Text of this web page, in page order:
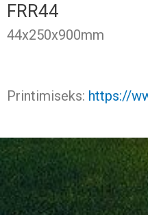
FRR44
44x250x900mm
Printimiseks: https://